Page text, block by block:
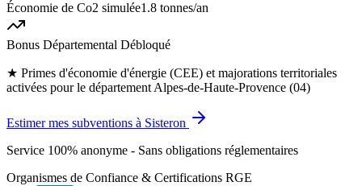
Économie de Co2 simulée1.8 tonnes/an
Bonus Départemental Débloqué
★ Primes d'économie d'énergie (CEE) et majorations territoriales
activées pour le département Alpes-de-Haute-Provence (04)
Estimer mes subventions à Sisteron
Service 100% anonyme - Sans obligations réglementaires
Organismes de Confiance & Certifications RGE